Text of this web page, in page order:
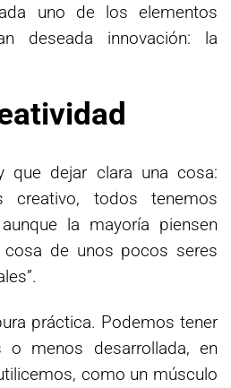
uno de los elementos
deseada innovación: la
que dejar clara una cosa:
todos tenemos
la mayoría piensen
de unos pocos seres
práctica. Podemos tener
o menos desarrollada, en
como un músculo